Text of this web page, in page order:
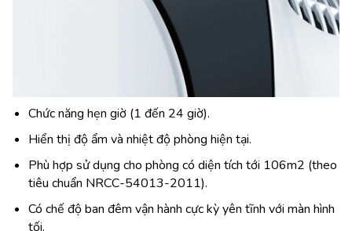
Chức năng hẹn giờ (1 đến 24 giờ).
Hiển thị độ ẩm và nhiệt độ phòng hiện tại.
Phù hợp sử dụng cho phòng có diện tích tới 106m2 (theo
tiêu chuẩn NRCC-54013-2011).
Có chế độ ban đêm vận hành cực kỳ yên tĩnh với màn hình
tối.